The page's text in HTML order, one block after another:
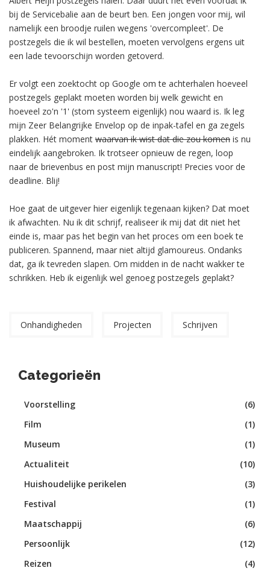
bij de Servicebalie aan de beurt ben. Een jongen voor mij, wil
namelijk een broodje ruilen wegens 'overcompleet'. De
postzegels die ik wil bestellen, moeten vervolgens ergens uit
een lade tevoorschijn worden getoverd.
Er volgt een zoektocht op Google om te achterhalen hoeveel
postzegels geplakt moeten worden bij welk gewicht en
hoeveel zo'n '1' (stom systeem eigenlijk) nou waard is. Ik leg
mijn Zeer Belangrijke Envelop op de inpak-tafel en ga zegels
plakken. Hét moment waarvan ik wist dat die zou komen is nu
eindelijk aangebroken. Ik trotseer opnieuw de regen, loop
naar de brievenbus en post mijn manuscript! Precies voor de
deadline. Blij!
Hoe gaat de uitgever hier eigenlijk tegenaan kijken? Dat moet
ik afwachten. Nu ik dit schrijf, realiseer ik mij dat dit niet het
einde is, maar pas het begin van het proces om een boek te
publiceren. Spannend, maar niet altijd glamoureus. Ondanks
dat, ga ik tevreden slapen. Om midden in de nacht wakker te
schrikken. Heb ik eigenlijk wel genoeg postzegels geplakt?
Onhandigheden Projecten Schrijven
Categorieën
Voorstelling
(6)
Film
(1)
Museum
(1)
Actualiteit
(10)
Huishoudelijke perikelen
(3)
Festival
(1)
Maatschappij
(6)
Persoonlijk
(12)
Reizen
(4)